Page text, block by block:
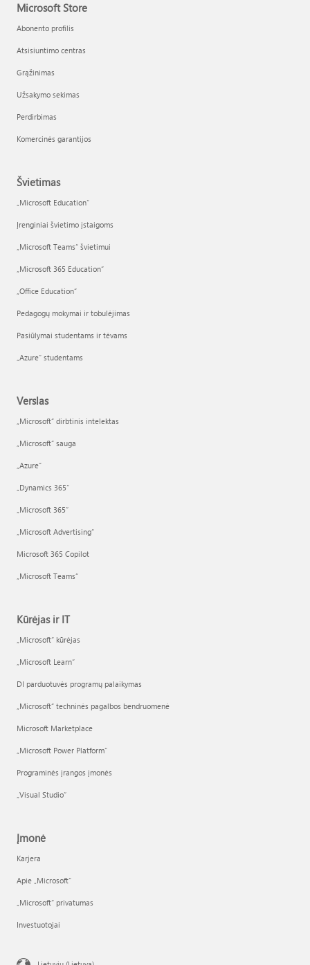
Microsoft Store
Abonento profilis
Atsisiuntimo centras
Grąžinimas
Užsakymo sekimas
Perdirbimas
Komercinės garantijos
Švietimas
„Microsoft Education“
Įrenginiai švietimo įstaigoms
„Microsoft Teams“ švietimui
„Microsoft 365 Education“
„Office Education“
Pedagogų mokymai ir tobulėjimas
Pasiūlymai studentams ir tėvams
„Azure“ studentams
Verslas
„Microsoft“ dirbtinis intelektas
„Microsoft“ sauga
„Azure”
„Dynamics 365“
„Microsoft 365“
„Microsoft Advertising“
Microsoft 365 Copilot
„Microsoft Teams“
Kūrėjas ir IT
„Microsoft“ kūrėjas
„Microsoft Learn“
DI parduotuvės programų palaikymas
„Microsoft“ techninės pagalbos bendruomenė
Microsoft Marketplace
„Microsoft Power Platform“
Programinės įrangos įmonės
„Visual Studio“
Įmonė
Karjera
Apie „Microsoft“
„Microsoft“ privatumas
Investuotojai